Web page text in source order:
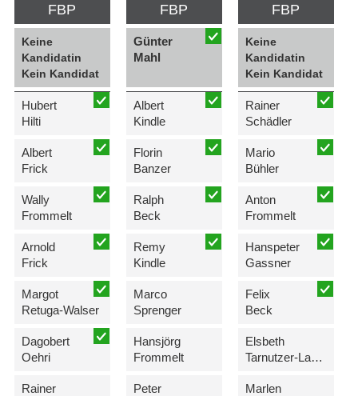
FBP
Keine
Kandidatin
Kein Kandidat
Hubert
Hilti
Albert
Frick
Wally
Frommelt
Arnold
Frick
Margot
Retuga-Walser
Dagobert
Oehri
Rainer
FBP
Günter
Mahl
Albert
Kindle
Florin
Banzer
Ralph
Beck
Remy
Kindle
Marco
Sprenger
Hansjörg
Frommelt
Peter
FBP
Keine
Kandidatin
Kein Kandidat
Rainer
Schädler
Mario
Bühler
Anton
Frommelt
Hanspeter
Gassner
Felix
Beck
Elsbeth
Tarnutzer-Lampert
Marlen